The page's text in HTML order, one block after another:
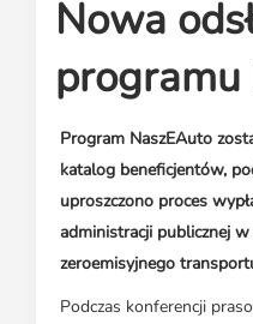
Partnerzy ZPL
Subskrybuj
Materiały do
Kontakt dla
Klauzule
Nowa
Program NaszEAuto
katalog beneficjentów,
uproszczono proces
administracji publicznej
zeroemisyjnego
Podczas konferencji